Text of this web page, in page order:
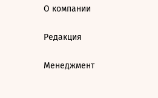
О компании
Редакция
Менеджмент